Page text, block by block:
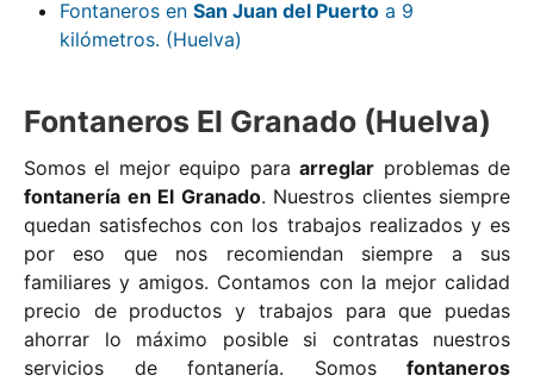
Fontaneros en San Juan del Puerto a 9
kilómetros. (Huelva)
Fontaneros El Granado (Huelva)
Somos el mejor equipo paraarreglar problemas de
fontanería en El Granado. Nuestros clientes siempre
quedan satisfechos con los trabajos realizados y es
por eso que nos recomiendan siempre a sus
familiares y amigos. Contamos con la mejor calidad
precio de productos y trabajos para que puedas
ahorrar lo máximo posible si contratas nuestros
servicios de fontanería. Somos fontaneros